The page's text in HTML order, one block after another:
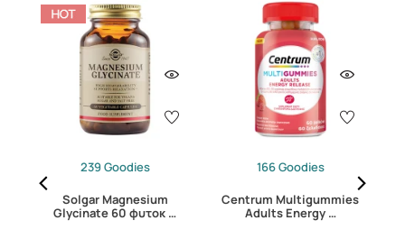
239 Goodies
Solgar Magnesium
Glycinate 60 φυτοκ …
166 Goodies
Centrum Multigummies
Adults Energy …